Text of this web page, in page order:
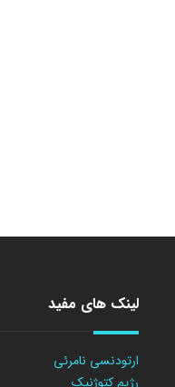
لینک های مفید
ارتودنسی نامرئی
رژیم کتوژنیک